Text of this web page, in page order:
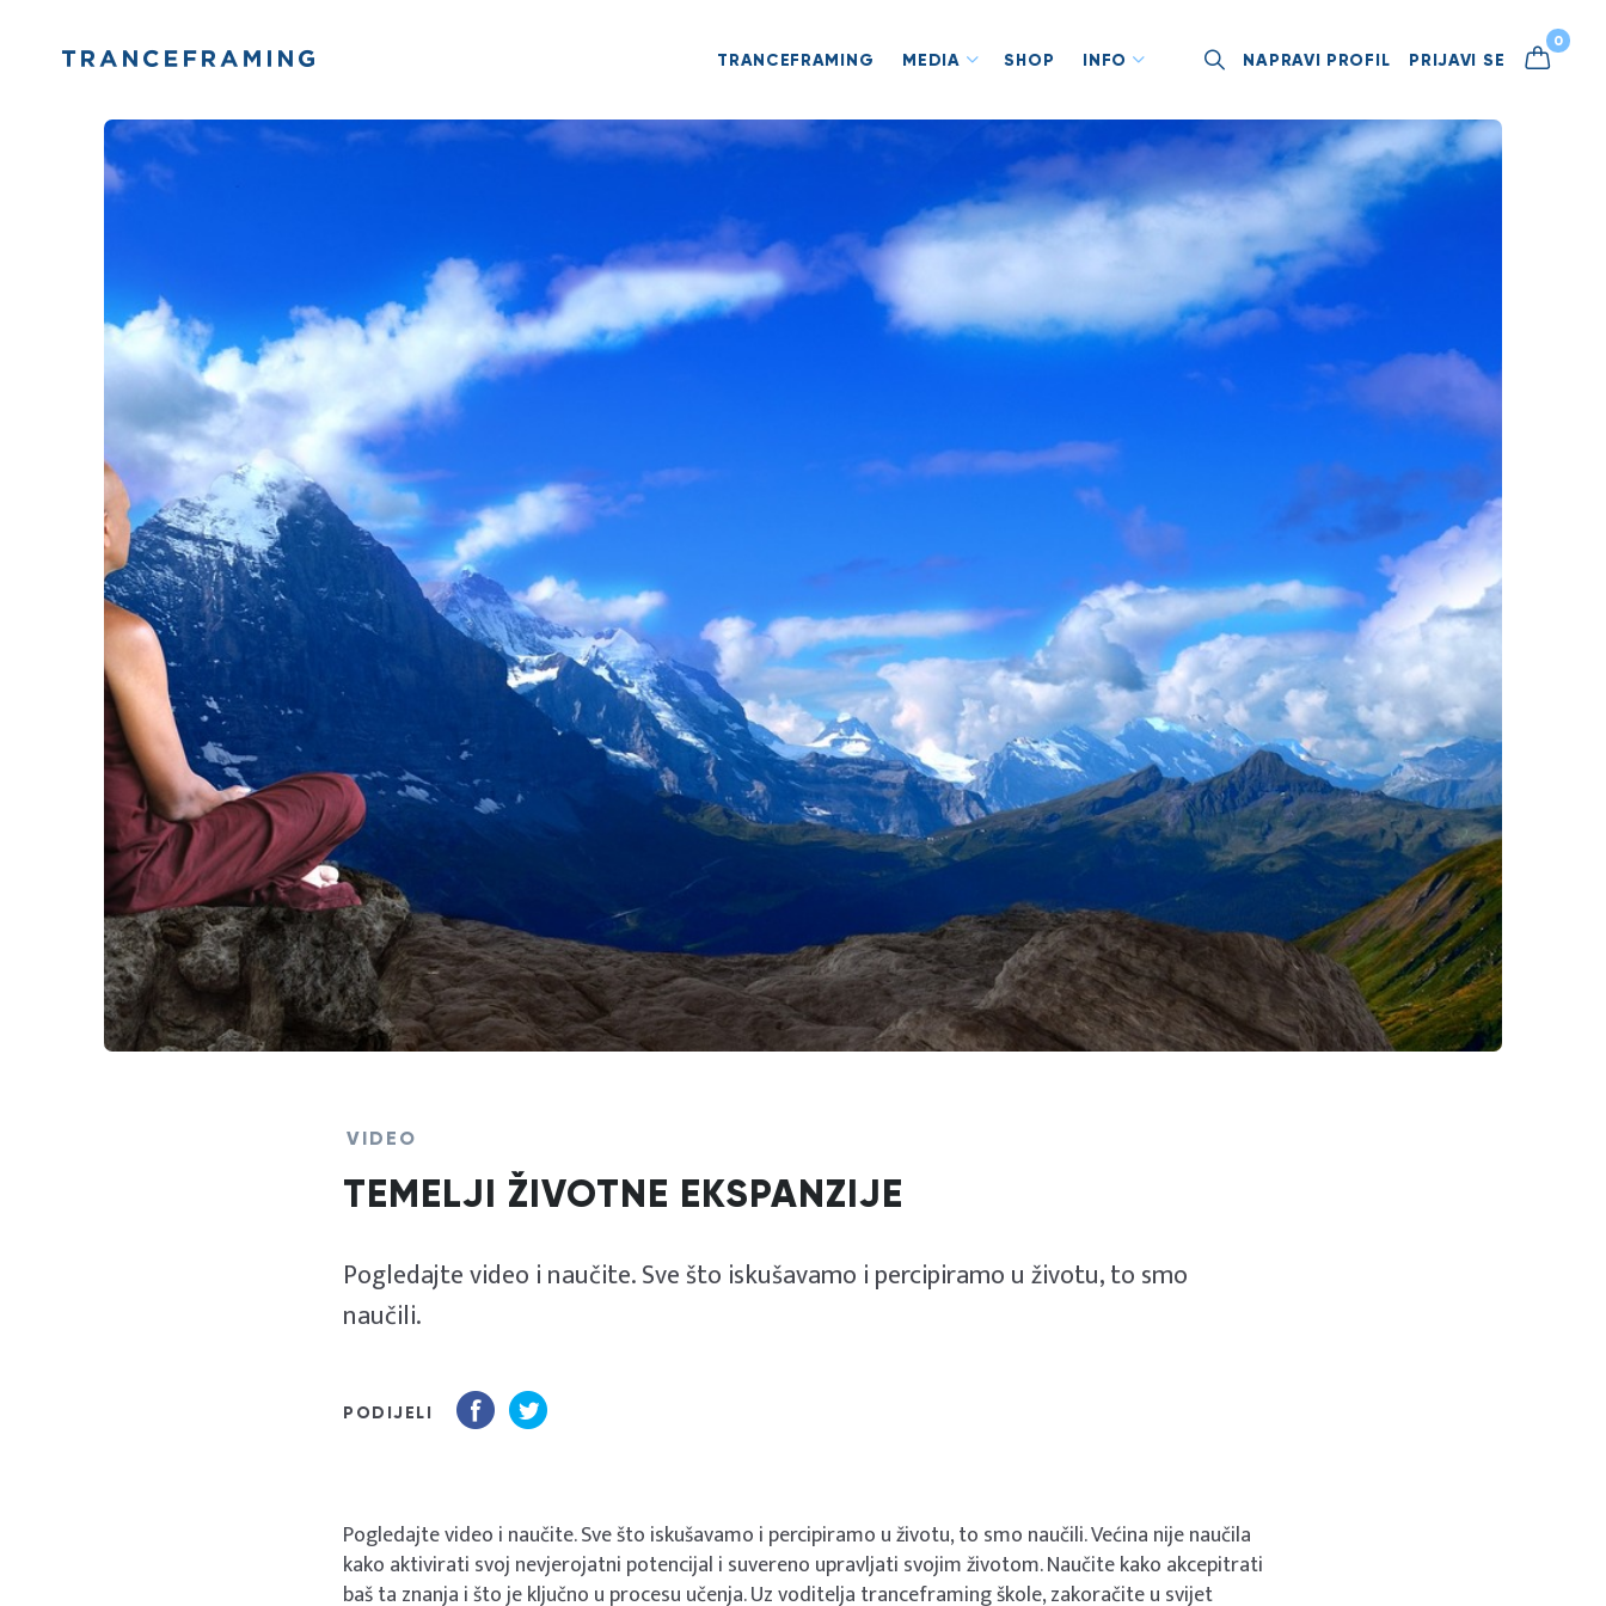
TRANCEFRAMING MEDIA SHOP INFO NAPRAVI PROFIL PRIJAVI SE
0
VIDEO
TEMELJI ŽIVOTNE EKSPANZIJE
Pogledajte video i naučite. Sve što iskušavamo i percipiramo u životu, to smo
naučili.
PODIJELI
Pogledajte video i naučite. Sve što iskušavamo i percipiramo u životu, to smo naučili. Većina nije naučila
kako aktivirati svoj nevjerojatni potencijal i suvereno upravljati svojim životom. Naučite kako akcepitrati
baš ta znanja i što je ključno u procesu učenja. Uz voditelja tranceframing škole, zakoračite u svijet